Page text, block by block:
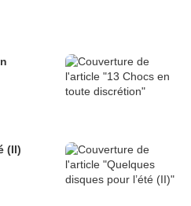
(II)